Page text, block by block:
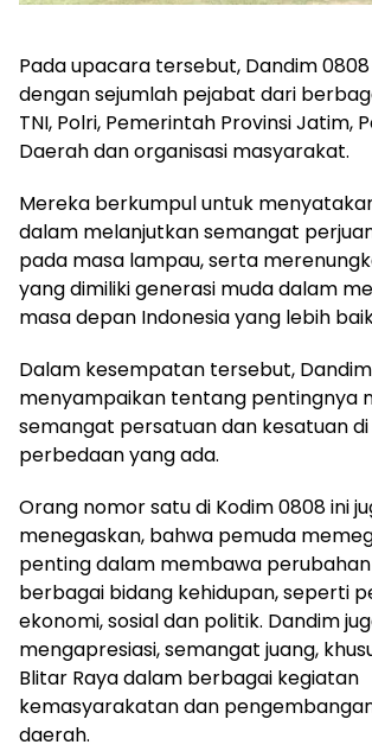
Pada upacara tersebut, Dandim
dengan sejumlah pejabat dari
TNI, Polri, Pemerintah Provinsi Jatim,
Daerah dan organisasi masyarakat.
Mereka berkumpul untuk
dalam melanjutkan semangat
pada masa lampau, serta
yang dimiliki generasi muda dalam
masa depan Indonesia yang lebih
Dalam kesempatan tersebut, Dandim
menyampaikan tentang pentingnya
semangat persatuan dan kesatuan
perbedaan yang ada.
Orang nomor satu di Kodim 0808 ini
menegaskan, bahwa pemuda
penting dalam membawa
berbagai bidang kehidupan, seperti
ekonomi, sosial dan politik. Dandim
mengapresiasi, semangat juang,
Blitar Raya dalam berbagai kegiatan
kemasyarakatan dan
daerah.